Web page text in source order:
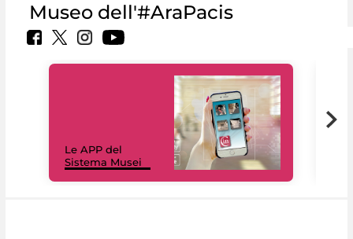
Museo dell'#AraPacis
Le APP del
Sistema Musei